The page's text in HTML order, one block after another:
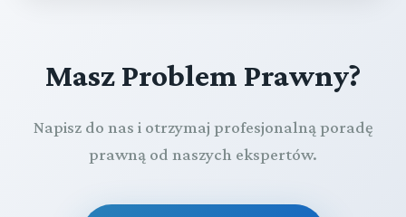
Masz Problem Prawny?
Napisz do nas i otrzymaj profesjonalną poradę
prawną od naszych ekspertów.